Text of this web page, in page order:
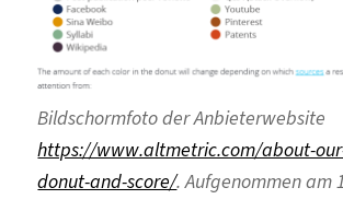
Bildschormfoto der Anbieterwebsite
https://www.altmetric.com/about-
donut-and-score/. Aufgenommen am